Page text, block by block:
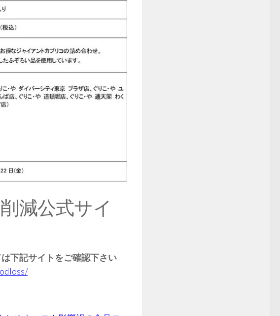
減公式サイ
下記サイトをご確認下さい